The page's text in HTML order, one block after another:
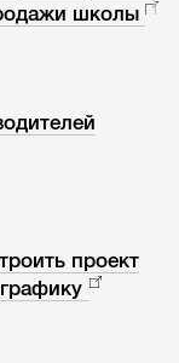
школы
проект